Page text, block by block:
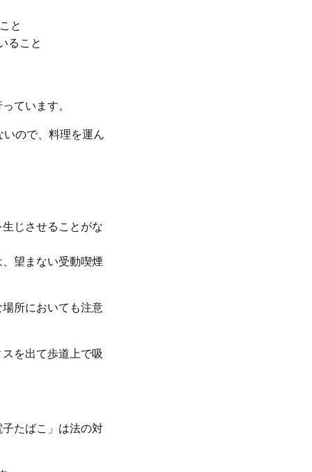
と
ること
ています。
ので、料理を運ん
じさせることがな
望まない受動喫煙
所においても注意
を出て歩道上で吸
たばこ」は法の対